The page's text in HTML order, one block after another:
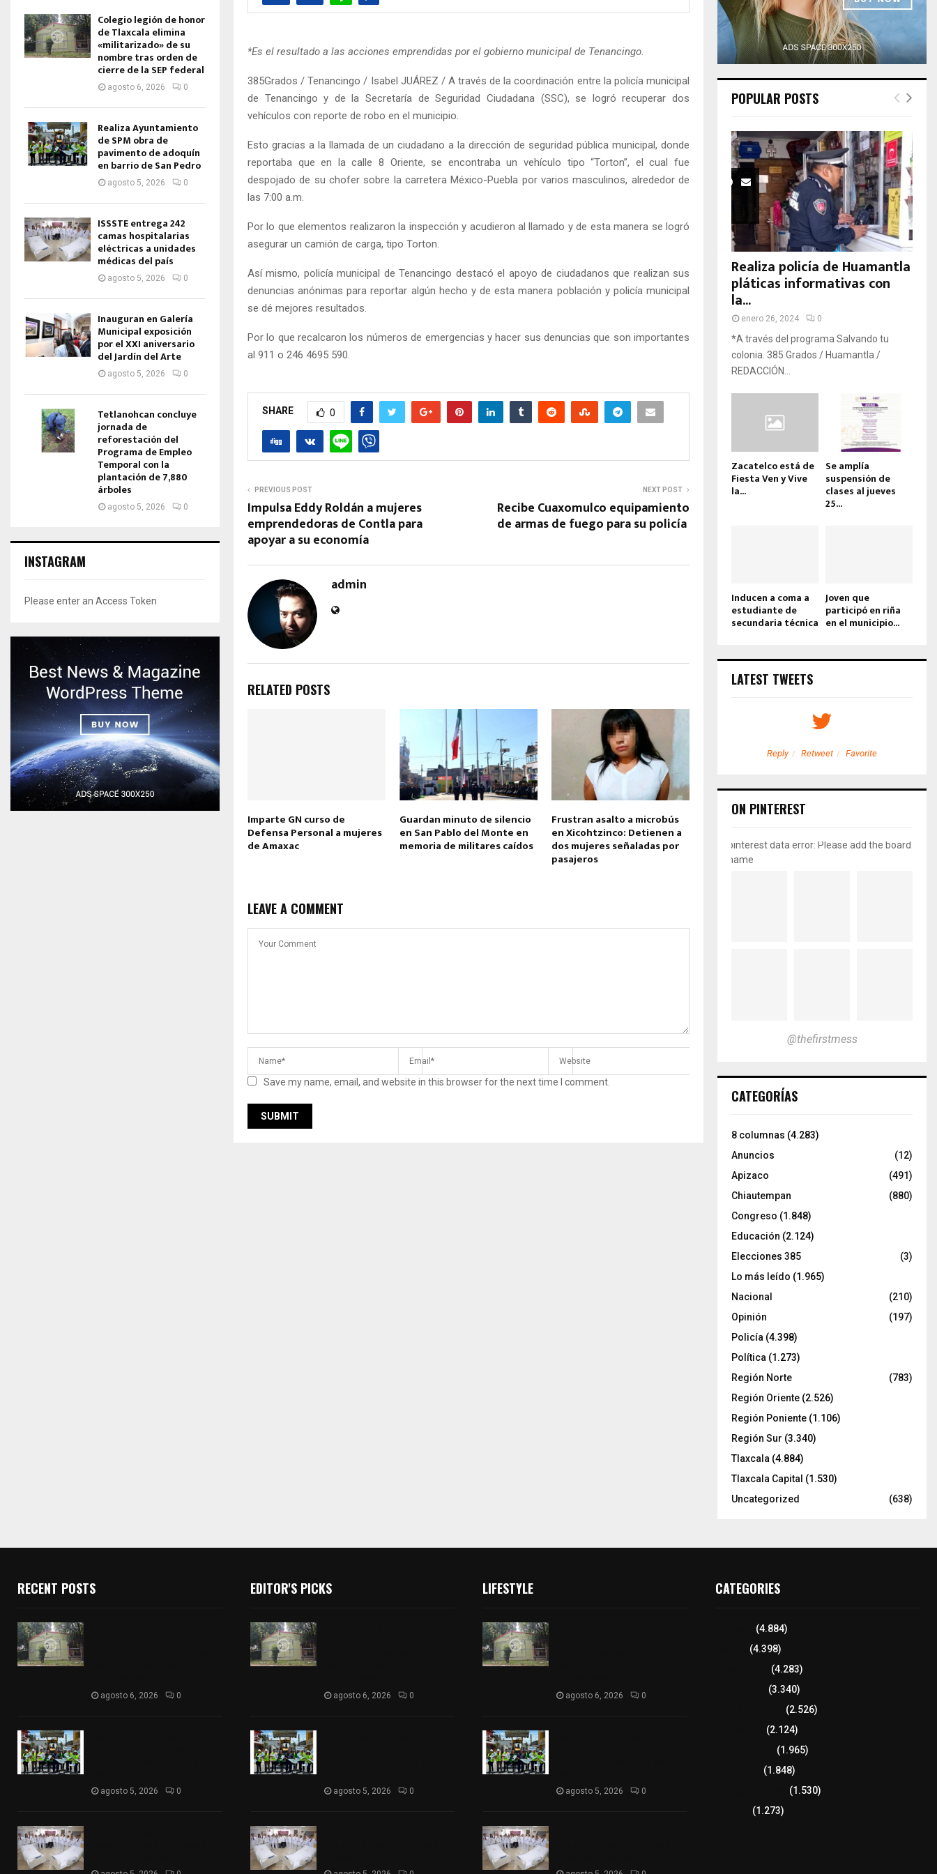
*Es el resultado a las acciones emprendidas por el gobierno municipal de Tenancingo.
385Grados / Tenancingo / Isabel JUÁREZ / A través de la coordinación entre la policía municipal
de Tenancingo y de la Secretaría de Seguridad Ciudadana (SSC), se logró recuperar dos
vehículos con reporte de robo en el municipio.
Esto gracias a la llamada de un ciudadano a la dirección de seguridad pública municipal, donde
reportaba que en la calle 8 Oriente, se encontraba un vehículo tipo “Torton”, el cual fue
despojado de su chofer sobre la carretera México-Puebla por varios masculinos, alrededor de
las 7:00 a.m.
Por lo que elementos realizaron la inspección y acudieron al llamado y de esta manera se logró
asegurar un camión de carga, tipo Torton.
Así mismo, policía municipal de Tenancingo destacó el apoyo de ciudadanos que realizan sus
denuncias anónimas para reportar algún hecho y de esta manera población y policía municipal
se dé mejores resultados.
Por lo que recalcaron los números de emergencias y hacer sus denuncias que son importantes
al 911 o 246 4695 590.
SHARE 0
PREVIOUS POST
Impulsa Eddy Roldán a mujeres
emprendedoras de Contla para
apoyar a su economía
NEXT POST
Recibe Cuaxomulco equipamiento
de armas de fuego para su policía
admin
RELATED POSTS
Imparte GN curso de
Defensa Personal a mujeres
de Amaxac
Guardan minuto de silencio
en San Pablo del Monte en
memoria de militares caídos
Frustran asalto a microbús
en Xicohtzinco: Detienen a
dos mujeres señaladas por
pasajeros
LEAVE A COMMENT
Save my name, email, and website in this browser for the next time I comment.
Colegio legión de honor
de Tlaxcala elimina
«militarizado» de su
nombre tras orden de
cierre de la SEP federal
agosto 6, 2026 0
Realiza Ayuntamiento
de SPM obra de
pavimento de adoquín
en barrio de San Pedro
agosto 5, 2026 0
ISSSTE entrega 242
camas hospitalarias
eléctricas a unidades
médicas del país
agosto 5, 2026 0
Inauguran en Galería
Municipal exposición
por el XXI aniversario
del Jardín del Arte
agosto 5, 2026 0
Tetlanohcan concluye
jornada de
reforestación del
Programa de Empleo
Temporal con la
plantación de 7,880
árboles
agosto 5, 2026 0
INSTAGRAM
Please enter an Access Token
POPULAR POSTS
Realiza policía de Huamantla
pláticas informativas con
la...
enero 26, 2024 0
*A través del programa Salvando tu
colonia. 385 Grados / Huamantla /
REDACCIÓN...
Zacatelco está de
Fiesta Ven y Vive
la...
Se amplía
suspensión de
clases al jueves
25...
Inducen a coma a
estudiante de
secundaria técnica
Joven que
participó en riña
en el municipio...
LATEST TWEETS
Reply Retweet Favorite Reply Retweet Favorite Reply Retweet Favorite
ON PINTEREST
pinterest data error: Please add the board
name
@thefirstmess
CATEGORÍAS
8 columnas (4.283)
Anuncios
(12)
Apizaco
(491)
Chiautempan
(880)
Congreso (1.848)
Educación (2.124)
Elecciones 385
(3)
Lo más leído (1.965)
Nacional
(210)
Opinión
(197)
Policía (4.398)
Política (1.273)
Región Norte
(783)
Región Oriente (2.526)
Región Poniente (1.106)
Región Sur (3.340)
Tlaxcala (4.884)
Tlaxcala Capital (1.530)
Uncategorized
(638)
RECENT POSTS
agosto 6, 2026 0
agosto 5, 2026 0
EDITOR'S PICKS
agosto 6, 2026 0
agosto 5, 2026 0
LIFESTYLE
agosto 6, 2026 0
agosto 5, 2026 0
CATEGORIES
(4.884)
(4.398)
(4.283)
(3.340)
(2.526)
(2.124)
(1.965)
(1.848)
(1.530)
(1.273)